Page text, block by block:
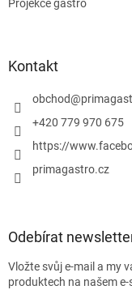
Projekce gastro
Kontakt
obchod@
+420 779 970 675
https://
primagastro.cz
Odebírat
Vložte svůj e-mail a my
produktech na našem e-